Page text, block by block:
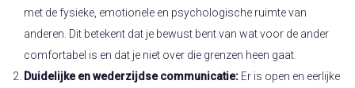
met de fysieke, emotionele en psychologische ruimte van
anderen. Dit betekent dat je bewust bent van wat voor de ander
comfortabel is en dat je niet over die grenzen heen gaat.
Duidelijke en wederzijdse communicatie: Er is open en eerlijke